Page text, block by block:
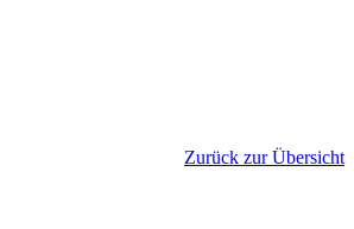
Zurück zur Übersicht